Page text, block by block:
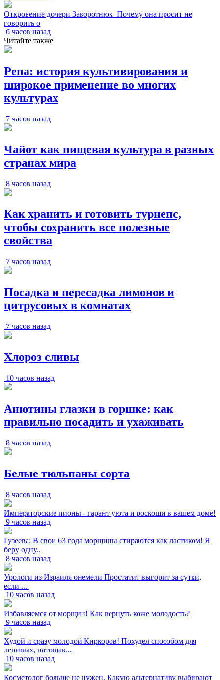
Откровение дочери Заворотнюк_Почему она просит не
говорить о
6 часов назад
Читайте также
Репа: история культивирования и
широкое применение во многих
культурах
7 часов назад
Чайот как пищевая культура в разных
странах мира
8 часов назад
Как хранить и готовить турнепс,
чтобы сохранить все полезные
свойства
7 часов назад
Посадка и пересадка лимонов и
цитрусовых в комнатах
7 часов назад
Хлороз сливы
10 часов назад
Анютины глазки в горшке: как
правильно посадить и ухаживать
8 часов назад
Белые тюльпаны сорта
8 часов назад
Императорские пионы - гарант уюта и роскоши в вашем доме!
9 часов назад
Гузеева: В свои 63 года морщины стираются как ластиком! Я
беру одну..
8 часов назад
Урологи из Израиля онемели Простатит выгорит за сутки,
если ....
10 часов назад
Избавляемся от морщин! Как вернуть коже молодость?
9 часов назад
Худой и сразу молодой Киркоров! Похудел способом для
ленивых, натощак...
10 часов назад
Косметолог больше не нужен. Какую альтернативу выбирают